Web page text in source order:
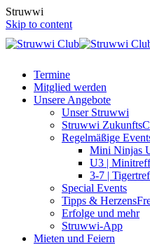
Struwwi
Skip to content
Termine
Mitglied werden
Unsere Angebote
Unser Struwwi
Struwwi
Regelmäßige
Mini Ninjas
U3 | Minitreff
3-7 |
Special Events
Tipps &
Erfolge und mehr
Struwwi-App
Mieten und Feiern